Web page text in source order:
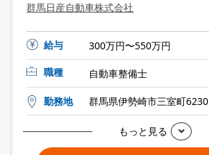
群馬日産自動車株式会社
給与
300万円〜550万円
職種
自動車整備士
勤務地 群馬県伊勢崎市三室町6230
もっと見る